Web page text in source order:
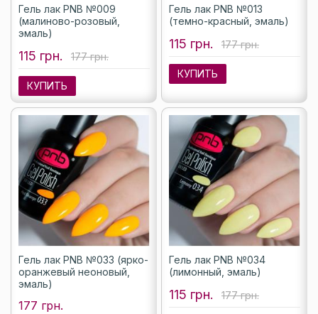
Гель лак PNB №009
(малиново-розовый,
эмаль)
115 грн. 177 грн.
КУПИТЬ
Гель лак PNB №013
(темно-красный, эмаль)
115 грн. 177 грн.
КУПИТЬ
Гель лак PNB №033 (ярко-
оранжевый неоновый,
эмаль)
177 грн.
Гель лак PNB №034
(лимонный, эмаль)
115 грн. 177 грн.